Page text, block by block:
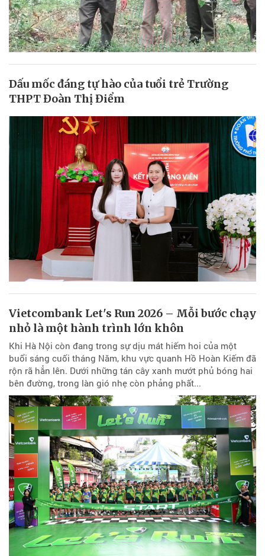
Dấu mốc đáng tự hào của tuổi trẻ Trường
THPT Đoàn Thị Điểm
Vietcombank Let's Run 2026 – Mỗi bước chạy
nhỏ là một hành trình lớn khôn
Khi Hà Nội còn đang trong sự dịu mát hiếm hoi của một
buổi sáng cuối tháng Năm, khu vực quanh Hồ Hoàn Kiếm đã
rộn rã hẳn lên. Dưới những tán cây xanh mướt phủ bóng hai
bên đường, trong làn gió nhẹ còn phảng phất...